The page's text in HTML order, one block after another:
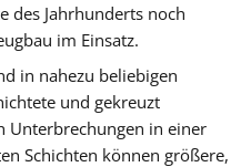
des Jahrhunderts noch
im Einsatz.
in nahezu beliebigen
und gekreuzt
Unterbrechungen in einer
Schichten können größere,